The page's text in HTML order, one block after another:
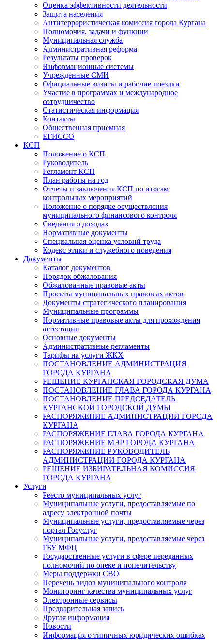
Оценка эффективности деятельности
Защита населения
Антитеррористическая комиссия города Кургана
Полномочия, задачи и функции
Муниципальная служба
Административная реформа
Результаты проверок
Информационные системы
Учрежденные СМИ
Официальные визиты и рабочие поездки
Участие в программах и международное
сотрудничество
Статистическая информация
Контакты
Общественная приемная
ЕГИССО
КСП
Положение о КСП
Руководитель
Регламент КСП
План работы на год
Отчеты и заключения КСП по итогам
контрольных мероприятий
Положение о порядке осуществления
муниципального финансового контроля
Сведения о доходах
Нормативные документы
Специальная оценка условий труда
Кодекс этики и служебного поведения
Документы
Каталог документов
Порядок обжалования
Обжалованные правовые акты
Проекты муниципальных правовых актов
Документы стратегического планирования
Муниципальные программы
Нормативные правовые акты для прохождения
аттестации
Основные документы
Административные регламенты
Тарифы на услуги ЖКХ
ПОСТАНОВЛЕНИЕ АДМИНИСТРАЦИЯ
ГОРОДА КУРГАНА
РЕШЕНИЕ КУРГАНСКАЯ ГОРОДСКАЯ ДУМА
ПОСТАНОВЛЕНИЕ ГЛАВА ГОРОДА КУРГАНА
ПОСТАНОВЛЕНИЕ ПРЕДСЕДАТЕЛЬ
КУРГАНСКОЙ ГОРОДСКОЙ ДУМЫ
РАСПОРЯЖЕНИЕ АДМИНИСТРАЦИИ ГОРОДА
КУРГАНА
РАСПОРЯЖЕНИЕ ГЛАВА ГОРОДА КУРГАНА
РАСПОРЯЖЕНИЕ МЭР ГОРОДА КУРГАНА
РАСПОРЯЖЕНИЕ РУКОВОДИТЕЛЬ
АДМИНИСТРАЦИИ ГОРОДА КУРГАНА
РЕШЕНИЕ ИЗБИРАТЕЛЬНАЯ КОМИССИЯ
ГОРОДА КУРГАНА
Услуги
Реестр муниципальных услуг
Муниципальные услуги, предоставляемые по
адресу электронной почты
Муниципальные услуги, предоставляемые через
портал Госуслуг
Муниципальные услуги, предоставляемые через
ГБУ МФЦ
Государственные услуги в сфере переданных
полномочий по опеке и попечительству
Меры поддержки СВО
Перечень видов муниципального контроля
Мониторинг качества муниципальных услуг
Электронные сервисы
Предварительная запись
Другая информация
Новости
Информация о типичных юридических ошибках